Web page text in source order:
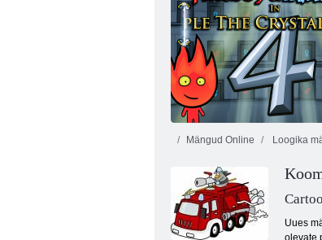
Mahjong Dimensions
Mängud Online Loogika
Uues
olevate